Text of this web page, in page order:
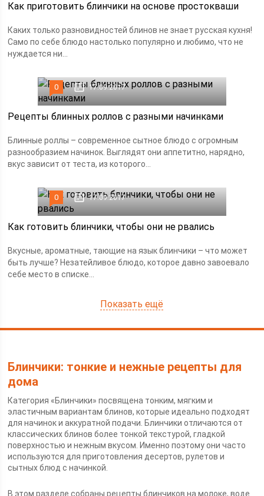
Как приготовить блинчики на основе простокваши
Каких только разновидностей блинов не знает русская кухня!
Само по себе блюдо настолько популярно и любимо, что не
нуждается ни...
0 17.09.2017
Рецепты блинных роллов с разными начинками
Блинные роллы – современное сытное блюдо с огромным
разнообразием начинок. Выглядят они аппетитно, нарядно,
вкус зависит от теста, из которого...
0 17.09.2017
Как готовить блинчики, чтобы они не рвались
Вкусные, ароматные, тающие на язык блинчики – что может
быть лучше? Незатейливое блюдо, которое давно завоевало
себе место в списке...
Показать ещё
Блинчики: тонкие и нежные рецепты для
дома
Категория «Блинчики» посвящена тонким, мягким и
эластичным вариантам блинов, которые идеально подходят
для начинок и аккуратной подачи. Блинчики отличаются от
классических блинов более тонкой текстурой, гладкой
поверхностью и нежным вкусом. Именно поэтому они часто
используются для приготовления десертов, рулетов и
сытных блюд с начинкой.
В этом разделе собраны рецепты блинчиков на молоке, воде